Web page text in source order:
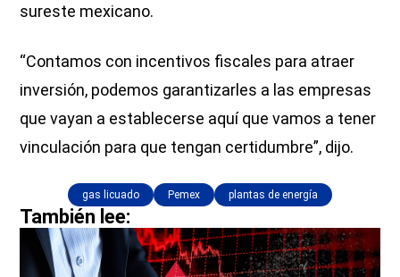
sureste mexicano.
“Contamos con incentivos fiscales para atraer
inversión, podemos garantizarles a las empresas
que vayan a establecerse aquí que vamos a tener
vinculación para que tengan certidumbre”, dijo.
gas licuado Pemex plantas de energía
También lee: